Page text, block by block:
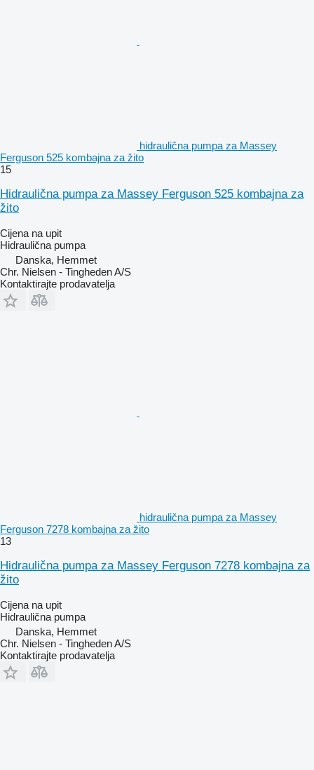
hidraulična pumpa za Massey
Ferguson 525 kombajna za žito
15
Hidraulična pumpa za Massey Ferguson 525 kombajna za
žito
Cijena na upit
Hidraulična pumpa
Danska, Hemmet
Chr. Nielsen - Tingheden A/S
Kontaktirajte prodavatelja
hidraulična pumpa za Massey
Ferguson 7278 kombajna za žito
13
Hidraulična pumpa za Massey Ferguson 7278 kombajna za
žito
Cijena na upit
Hidraulična pumpa
Danska, Hemmet
Chr. Nielsen - Tingheden A/S
Kontaktirajte prodavatelja